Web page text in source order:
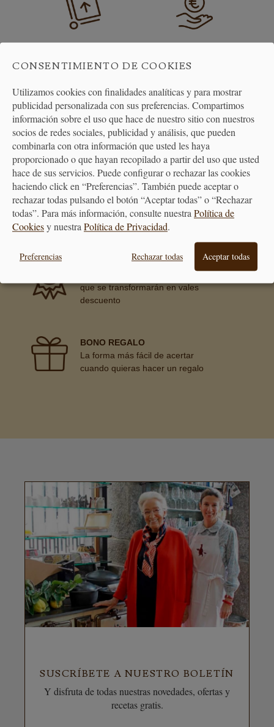
A PARTIR DE 40€
30 DÍAS
ATENCIÓN
AL CLIENTE
PREMIAMOS TUS COMPRAS
Consigue puntos en tus compras
que se transformarán en vales
descuento
BONO REGALO
La forma más fácil de acertar
cuando quieras hacer un regalo
SUSCRÍBETE A NUESTRO BOLETÍN
Y disfruta de todas nuestras novedades, ofertas y
recetas gratis.
CONSENTIMIENTO DE COOKIES
Utilizamos cookies con finalidades analíticas y para mostrar
publicidad personalizada con sus preferencias. Compartimos
información sobre el uso que hace de nuestro sitio con nuestros
socios de redes sociales, publicidad y análisis, que pueden
combinarla con otra información que usted les haya
proporcionado o que hayan recopilado a partir del uso que usted
hace de sus servicios. Puede configurar o rechazar las cookies
haciendo click en “Preferencias”. También puede aceptar o
rechazar todas pulsando el botón “Aceptar todas” o “Rechazar
todas”. Para más información, consulte nuestra Política de
Cookiesy nuestra Política de Privacidad.
Preferencias Rechazar todas Aceptar todas